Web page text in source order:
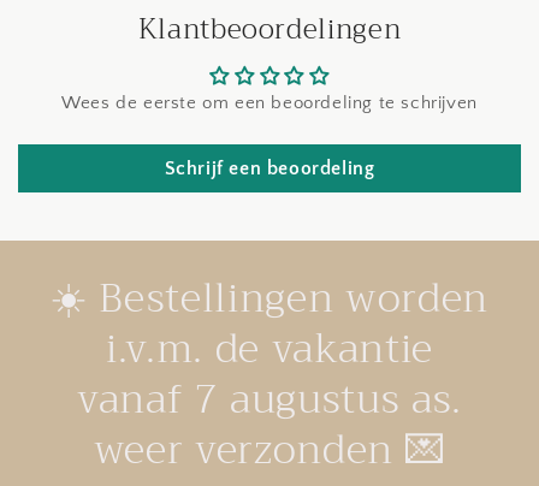
Klantbeoordelingen
Wees de eerste om een beoordeling te schrijven
Schrijf een beoordeling
☀️ Bestellingen worden
i.v.m. de vakantie
vanaf 7 augustus as.
weer verzonden 💌